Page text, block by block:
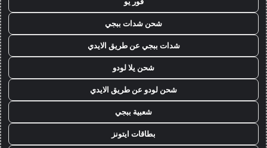
شحن شدات ببجي
شدات ببجي عن طريق الايدي
شحن يلا لودو
شحن لودو عن طريق الايدي
شعبية ببجي
بطاقات ايتونز